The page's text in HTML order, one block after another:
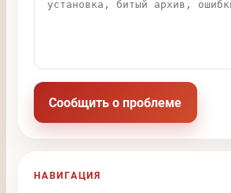
Сообщить о проблеме
НАВИГАЦИЯ